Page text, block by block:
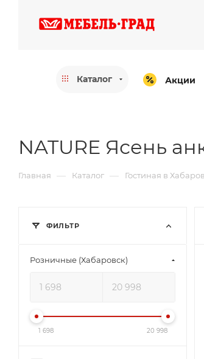
Каталог Акции
NATURE Ясень
Главная — Каталог — Гостиная в
ФИЛЬТР
Розничные (Хабаровск)
1 698 20 998